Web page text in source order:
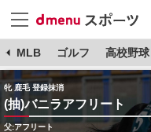
MLB ゴルフ 高校野球
牝 鹿毛 登録抹消
(抽)バニラアフリート
父:アフリート